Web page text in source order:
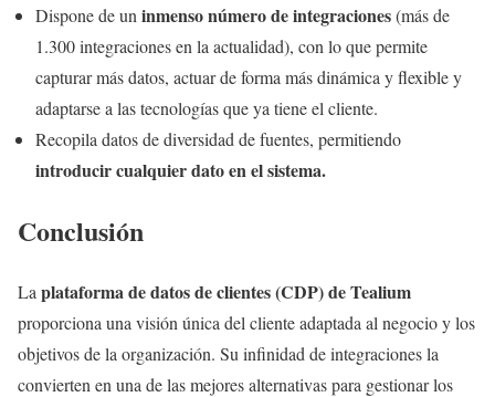
Dispone de un inmenso número de integraciones(más de
1.300 integraciones en la actualidad), con lo que permite
capturar más datos, actuar de forma más dinámica y flexible y
adaptarse a las tecnologías que ya tiene el cliente.
Recopila datos de diversidad de fuentes, permitiendo
introducir cualquier dato en el sistema.
Conclusión
La plataforma de datos de clientes (CDP) de Tealium
proporciona una visión única del cliente adaptada al negocio y los
objetivos de la organización. Su infinidad de integraciones la
convierten en una de las mejores alternativas para gestionar los